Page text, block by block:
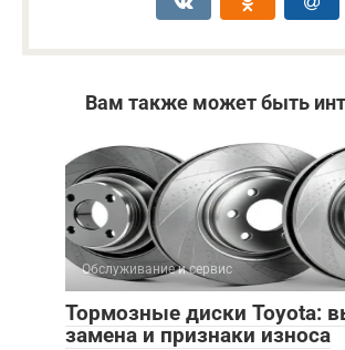
Вам также может быть
Обслуживание и сервис
Тормозные диски Toyota:
замена и признаки износа